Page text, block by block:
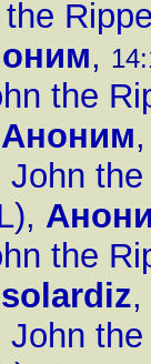
,
the
Аноним
the
,
the
solardiz,
the